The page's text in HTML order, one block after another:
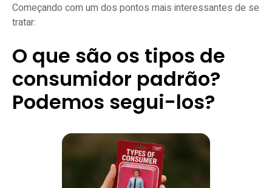
Começando com um dos pontos mais interessantes de se
tratar:
O que são os tipos de
consumidor padrão?
Podemos segui-los?